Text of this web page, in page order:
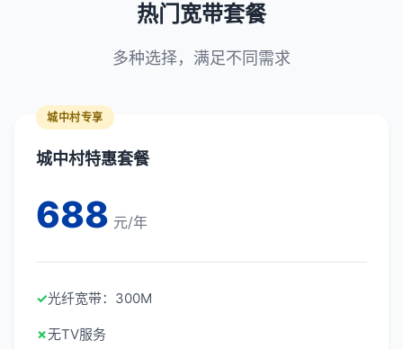
热门宽带套餐
多种选择，满足不同需求
城中村专享
城中村特惠套餐
688 元/年
✓光纤宽带：300M
✗无TV服务